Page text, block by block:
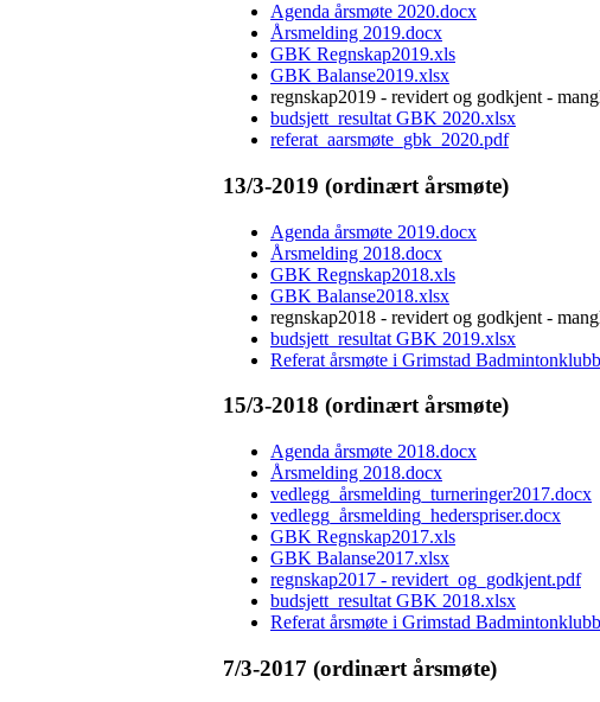
Agenda årsmøte 2020.docx
Årsmelding 2019.docx
GBK Regnskap2019.xls
GBK Balanse2019.xlsx
regnskap2019 - revidert og godkjent -
budsjett_resultat GBK 2020.xlsx
referat_aarsmøte_gbk_2020.pdf
13/3-2019 (ordinært årsmøte)
Agenda årsmøte 2019.docx
Årsmelding 2018.docx
GBK Regnskap2018.xls
GBK Balanse2018.xlsx
regnskap2018 - revidert og godkjent -
budsjett_resultat GBK 2019.xlsx
Referat årsmøte i Grimstad
15/3-2018 (ordinært årsmøte)
Agenda årsmøte 2018.docx
Årsmelding 2018.docx
vedlegg_årsmelding_turneringer2017.docx
vedlegg_årsmelding_hederspriser.docx
GBK Regnskap2017.xls
GBK Balanse2017.xlsx
regnskap2017 - revidert_og_godkjent.pdf
budsjett_resultat GBK 2018.xlsx
Referat årsmøte i Grimstad
7/3-2017 (ordinært årsmøte)